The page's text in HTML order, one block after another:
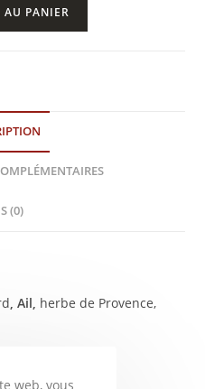
AU PANIER
(0)
, Ail, herbe de Provence,
web, vous